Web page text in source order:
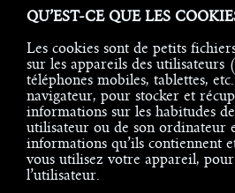
QU’EST-CE QUE LES
Les cookies sont de petits
sur les appareils des utilisateurs
téléphones mobiles, tablettes,
navigateur, pour stocker et
informations sur les habitudes
utilisateur ou de son ordinateur
informations qu’ils contiennent
vous utilisez votre appareil,
l’utilisateur.